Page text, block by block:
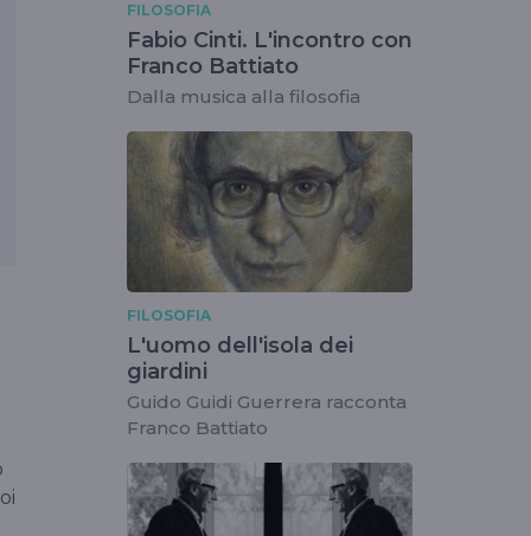
FILOSOFIA
Fabio Cinti. L'incontro con
Franco Battiato
Dalla musica alla filosofia
FILOSOFIA
L'uomo dell'isola dei
giardini
Guido Guidi Guerrera racconta
Franco Battiato